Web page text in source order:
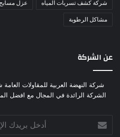
شركة كشف تسربات المياه عزل مسابح
مشاكل الرطوبة
عن الشركة
الشركة الرائدة في المجال مع افضل
بريدك